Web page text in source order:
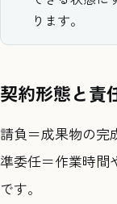
ります。
契約形態と責
請負＝成果物の完
準委任＝作業時間
です。